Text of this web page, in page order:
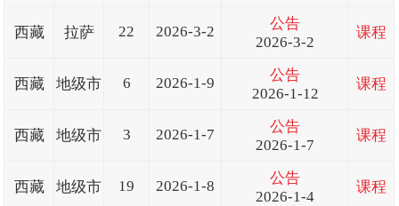
西藏 拉萨 22 2026-3-2
公告
2026-3-2
课程
西藏 地级市 6 2026-1-9
公告
2026-1-12
课程
西藏 地级市 3 2026-1-7
公告
2026-1-7
课程
西藏 地级市 19 2026-1-8
公告
2026-1-4
课程